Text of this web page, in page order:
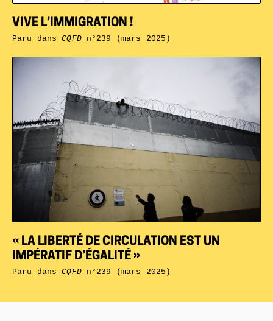
« LA LIBERTÉ DE CIRCULATION EST UN
IMPÉRATIF D’ÉGALITÉ »
Paru dansCQFDn°239 (mars 2025)
VIVE L’IMMIGRATION !
Paru dansCQFDn°239 (mars 2025)